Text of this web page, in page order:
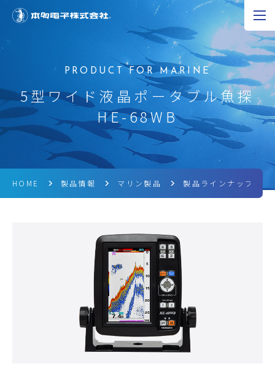
EN
お役立ち資料
お問い合わせ
超音波の可能性
製品情報
研究開発
企業情報
5型ワイド液晶ポータブル魚探
HE-68WB
HOME 製品情報 マリン製品 製品ラインナップ